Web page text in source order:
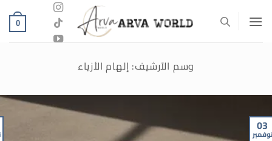
للمحتوى
0
وسم الآرشيف: إلهام الأزياء
03
نوفمبر